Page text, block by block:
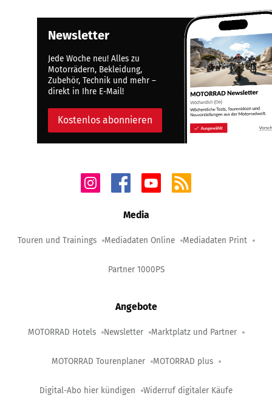
Newsletter
Jede Woche neu! Alles zu
Motorrädern, Bekleidung,
Zubehör, Technik und mehr –
direkt in Ihre E-Mail!
Kostenlos abonnieren
Media
Touren und Trainings Mediadaten Online Mediadaten Print
Partner 1000PS
Angebote
MOTORRAD Hotels Newsletter Marktplatz und Partner
MOTORRAD Tourenplaner MOTORRAD plus
Digital-Abo hier kündigen Widerruf digitaler Käufe